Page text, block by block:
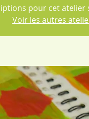
pour cet
Voir les autres